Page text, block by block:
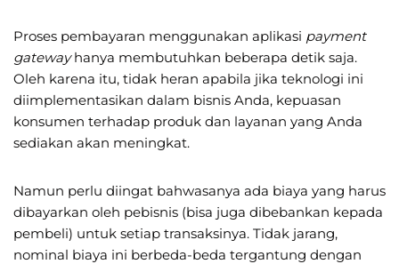
Proses pembayaran menggunakan aplikasi payment
gatewayhanya membutuhkan beberapa detik saja.
Oleh karena itu, tidak heran apabila jika teknologi ini
diimplementasikan dalam bisnis Anda, kepuasan
konsumen terhadap produk dan layanan yang Anda
sediakan akan meningkat.
Namun perlu diingat bahwasanya ada biaya yang harus
dibayarkan oleh pebisnis (bisa juga dibebankan kepada
pembeli) untuk setiap transaksinya. Tidak jarang,
nominal biaya ini berbeda-beda tergantung dengan